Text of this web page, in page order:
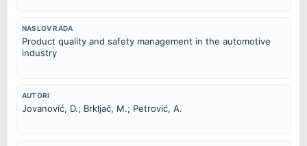
NASLOV RADA
Product quality and safety management in the automotive
industry
AUTORI
Jovanović, D.; Brkljač, M.; Petrović, A.